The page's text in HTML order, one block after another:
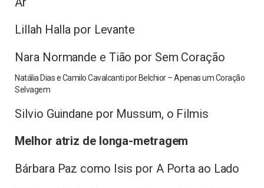
Lillah Halla por Levante
Nara Normande e Tião por Sem Coração
Natália Dias e Camilo Cavalcanti por Belchior – Apenas um Coração
Selvagem
Silvio Guindane por Mussum, o Filmis
Melhor atriz de longa-metragem
Bárbara Paz como Isis por A Porta ao Lado